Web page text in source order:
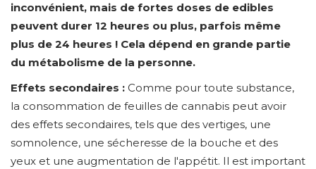
inconvénient, mais de fortes doses de edibles
peuvent durer 12 heures ou plus, parfois même
plus de 24 heures ! Cela dépend en grande partie
du métabolisme de la personne.
Effets secondaires : Comme pour toute substance,
la consommation de feuilles de cannabis peut avoir
des effets secondaires, tels que des vertiges, une
somnolence, une sécheresse de la bouche et des
yeux et une augmentation de l'appétit. Il est important